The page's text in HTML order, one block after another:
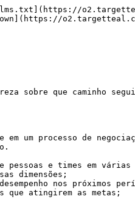
sobre que caminho
em um processo de
pessoas e times em várias
dimensões;
nos próximos
que atingirem as metas;